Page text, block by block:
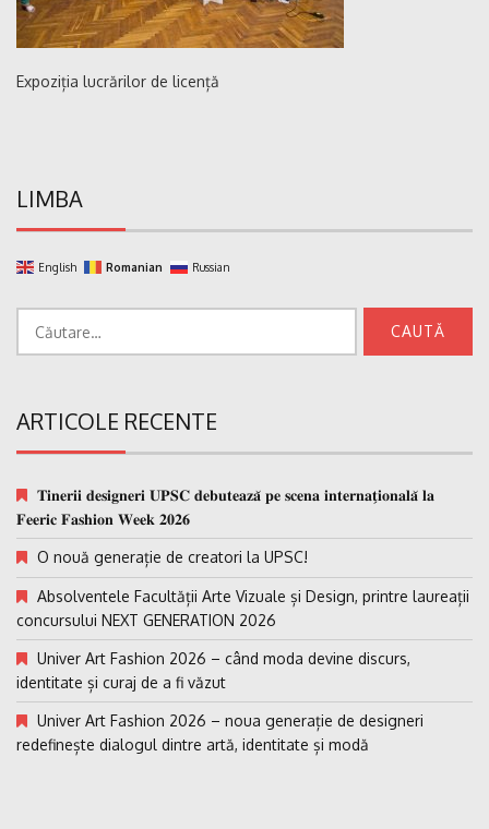
Expoziția lucrărilor de licență
LIMBA
English Romanian Russian
după:
ARTICOLE RECENTE
𝐓𝐢𝐧𝐞𝐫𝐢𝐢 𝐝𝐞𝐬𝐢𝐠𝐧𝐞𝐫𝐢 𝐔𝐏𝐒𝐂 𝐝𝐞𝐛𝐮𝐭𝐞𝐚𝐳𝐚̆ 𝐩𝐞 𝐬𝐜𝐞𝐧𝐚 𝐢𝐧𝐭𝐞𝐫𝐧𝐚𝐭̗𝐢𝐨𝐧𝐚𝐥𝐚̆ 𝐥𝐚
𝐅𝐞𝐞𝐫𝐢𝐜 𝐅𝐚𝐬𝐡𝐢𝐨𝐧 𝐖𝐞𝐞𝐤 𝟐𝟎𝟐𝟔
O nouă generație de creatori la UPSC!
Absolventele Facultății Arte Vizuale și Design, printre laureații
concursului NEXT GENERATION 2026
Univer Art Fashion 2026 – când moda devine discurs,
identitate și curaj de a fi văzut
Univer Art Fashion 2026 – noua generație de designeri
redefinește dialogul dintre artă, identitate și modă